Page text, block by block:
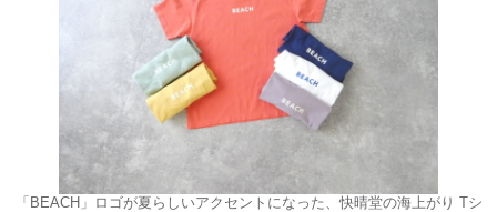
「BEACH」ロゴが夏らしいアクセントになった、快晴堂の海上がり Tシ